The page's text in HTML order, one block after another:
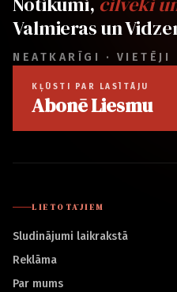
Valmieras un
NEATKARĪGI · VIETĒJI
KĻŪSTI PAR LASĪTĀJU
Abonē Liesmu
LIETOTĀJIEM
Sludinājumi laikrakstā
Reklāma
Par mums